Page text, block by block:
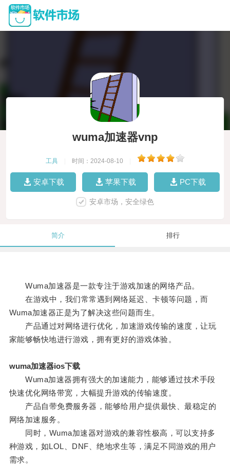
wuma加速器vnp
工具 时间：2024-08-10
安卓下载 苹果下载 PC下载
安卓市场，安全绿色
简介 排行
Wuma加速器是一款专注于游戏加速的网络产品。
在游戏中，我们常常遇到网络延迟、卡顿等问题，而
Wuma加速器正是为了解决这些问题而生。
产品通过对网络进行优化，加速游戏传输的速度，让玩
家能够畅快地进行游戏，拥有更好的游戏体验。
wuma加速器ios下载
Wuma加速器拥有强大的加速能力，能够通过技术手段
快速优化网络带宽，大幅提升游戏的传输速度。
产品自带免费服务器，能够给用户提供最快、最稳定的
网络加速服务。
同时，Wuma加速器对游戏的兼容性极高，可以支持多
种游戏，如LOL、DNF、绝地求生等，满足不同游戏的用户
需求。